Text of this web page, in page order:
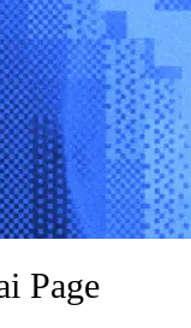
Page